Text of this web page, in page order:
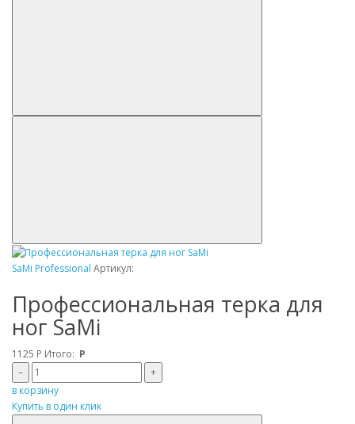
SaMi Professional Артикул:
Профессиональная терка для
ног SaMi
1125 Р Итого: Р
–
+
в корзину
Купить в один клик